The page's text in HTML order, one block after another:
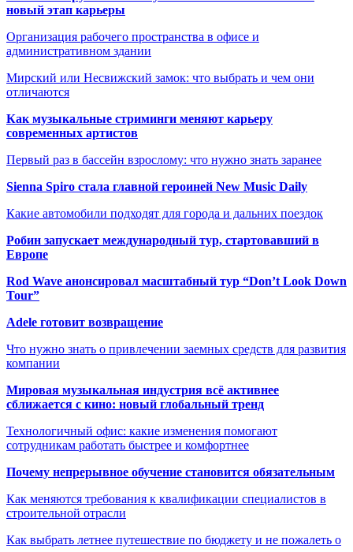
новый этап карьеры
Организация рабочего пространства в офисе и
административном здании
Мирский или Несвижский замок: что выбрать и чем они
отличаются
Как музыкальные стриминги меняют карьеру
современных артистов
Первый раз в бассейн взрослому: что нужно знать заранее
Sienna Spiro стала главной героиней New Music Daily
Какие автомобили подходят для города и дальних поездок
Робин запускает международный тур, стартовавший в
Европе
Rod Wave анонсировал масштабный тур “Don’t Look Down
Tour”
Adele готовит возвращение
Что нужно знать о привлечении заемных средств для развития
компании
Мировая музыкальная индустрия всё активнее
сближается с кино: новый глобальный тренд
Технологичный офис: какие изменения помогают
сотрудникам работать быстрее и комфортнее
Почему непрерывное обучение становится обязательным
Как меняются требования к квалификации специалистов в
строительной отрасли
Как выбрать летнее путешествие по бюджету и не пожалеть о